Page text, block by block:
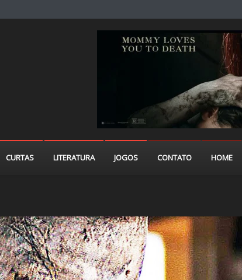
CURTAS LITERATURA JOGOS CONTATO HOME